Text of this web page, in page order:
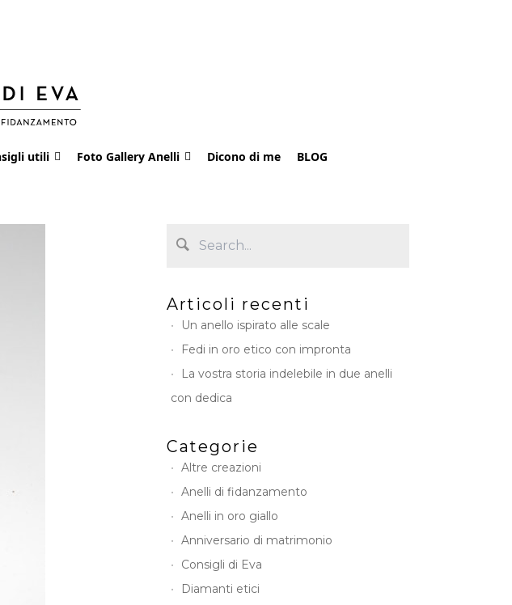
utili Foto Gallery Anelli Dicono di me BLOG
Articoli recenti
Un anello ispirato alle scale
Fedi in oro etico con impronta
La vostra storia indelebile in due anelli
con dedica
Categorie
Altre creazioni
Anelli di fidanzamento
Anelli in oro giallo
Anniversario di matrimonio
Consigli di Eva
Diamanti etici